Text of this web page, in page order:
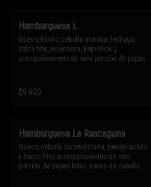
Hamburguesa L
Queso, tocino, cebolla morada, lechuga,
salsa bbq, mayonesa, pepinillos y
acompañamiento de mini porción de papas
* Los ingredientes no son intercambiables.
Sólo puedes solicitar eliminar un
$9.600
Hamburguesa La Rancaguina
Queso, cebolla caramelizada, tomate asado
y huevo frito, acompañamiento de mini
porción de papas fritas o aros de cebolla.